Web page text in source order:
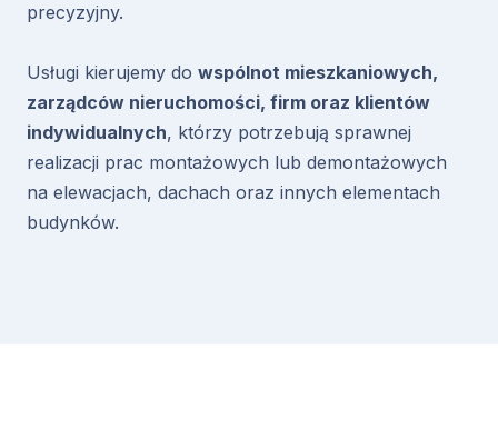
precyzyjny.
Usługi kierujemy do wspólnot mieszkaniowych,
zarządców nieruchomości, firm oraz klientów
indywidualnych, którzy potrzebują sprawnej
realizacji prac montażowych lub demontażowych
na elewacjach, dachach oraz innych elementach
budynków.